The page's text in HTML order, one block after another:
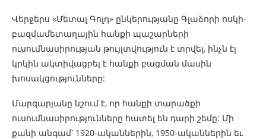
Վերջերս «Մետալ Գոլդ» ընկերությանը Գլաձորի ոսկի-
բազմամետաղային հանքի պաշարների
ուսումնասիրության թույլտվություն է տրվել, ինչն էլ
կրկին ակտիվացրել է հանքի բացման մասին
խոսակցությունները:
Մարգարյանը նշում է, որ հանքի տարածքի
ուսումնասիրությունները հատել են դարի շեմը: Մի
քանի անգամ՝ 1920-ականներին, 1950-ականներին եւ